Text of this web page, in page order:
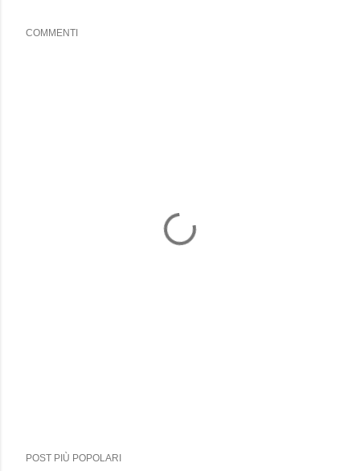
COMMENTI
POST PIÙ POPOLARI